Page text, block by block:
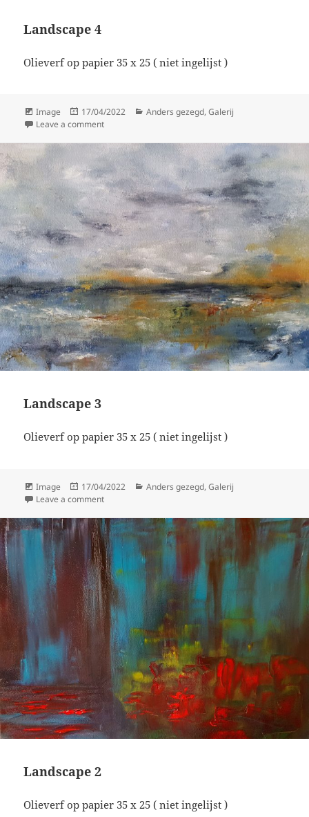
Landscape 4
Olieverf op papier 35 x 25 ( niet ingelijst )
Format
Image
Posted
on
17/04/2022 Categories
Anders gezegd,Galerij
Leave a commenton Landscape 4
Landscape 3
Olieverf op papier 35 x 25 ( niet ingelijst )
Format
Image
Posted
on
17/04/2022 Categories
Anders gezegd,Galerij
Leave a commenton Landscape 3
Landscape 2
Olieverf op papier 35 x 25 ( niet ingelijst )